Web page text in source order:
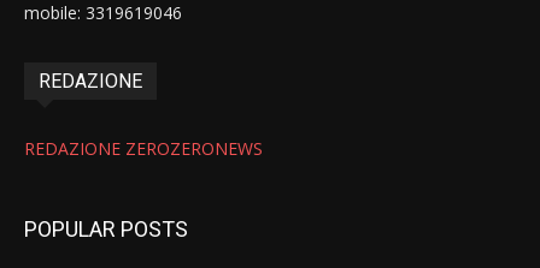
mobile: 3319619046
REDAZIONE
REDAZIONE ZEROZERONEWS
POPULAR POSTS